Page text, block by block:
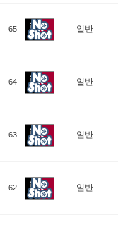
65 일반
64 일반
63 일반
62 일반